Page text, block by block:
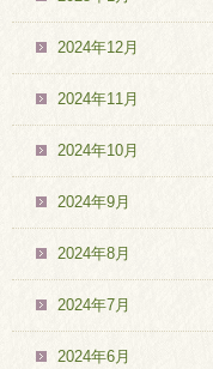
2024年12月
2024年11月
2024年10月
2024年9月
2024年8月
2024年7月
2024年6月